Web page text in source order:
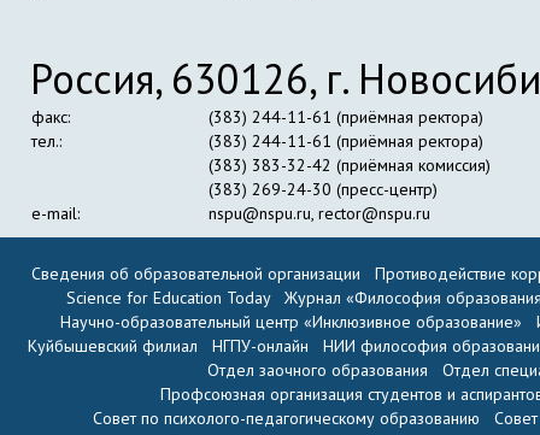
Россия, 630126, г.
факс:
(383) 244-11-61 (приёмная ректора)
тел.:
(383) 244-11-61 (приёмная ректора)
(383) 383-32-42 (приёмная комиссия)
(383) 269-24-30 (пресс-центр)
e-mail:
nspu@nspu.ru, rector@nspu.ru
Сведения об образовательной организации
Противодействие
Science for Education Today
Журнал «Философия
Научно-образовательный центр «Инклюзивное образование»
Куйбышевский филиал
НГПУ-онлайн
НИИ философия
Отдел заочного образования
Отдел
Профсоюзная организация студентов и
Совет по психолого-педагогическому образованию